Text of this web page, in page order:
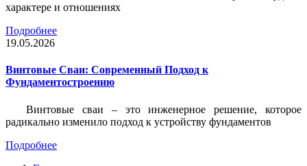
характере и отношениях
Подробнее
19.05.2026
Винтовые Сваи: Современный Подход к
Фундаментостроению
Винтовые сваи – это инженерное решение, которое
радикально изменило подход к устройству фундаментов
Подробнее